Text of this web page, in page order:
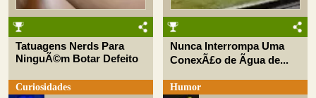
Tatuagens Nerds Para
NinguÃ©m Botar Defeito
Curiosidades
Nunca Interrompa Uma
ConexÃ£o de Ãgua de...
Humor